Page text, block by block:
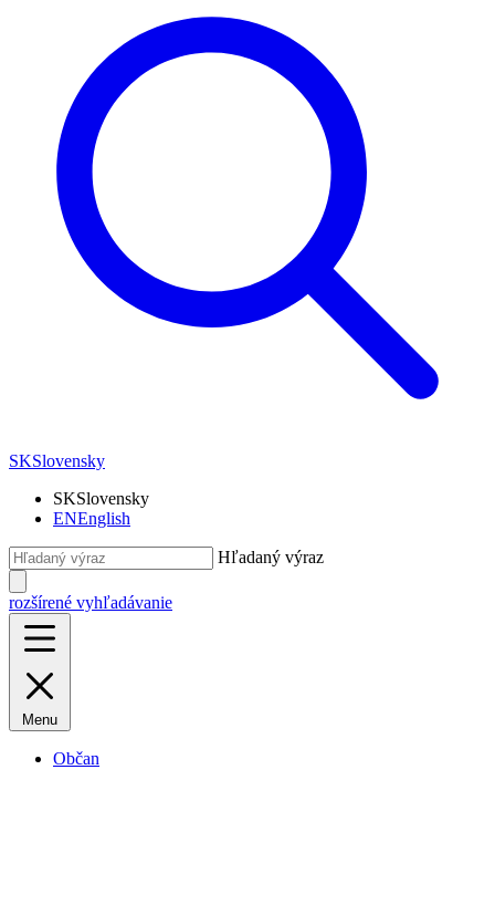
SKSlovensky
SKSlovensky
ENEnglish
Hľadaný výraz
rozšírené vyhľadávanie
Menu
Občan